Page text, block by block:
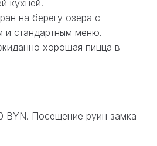
кухней.
на берегу озера с
и стандартным меню.
хорошая пицца в
BYN. Посещение руин замка